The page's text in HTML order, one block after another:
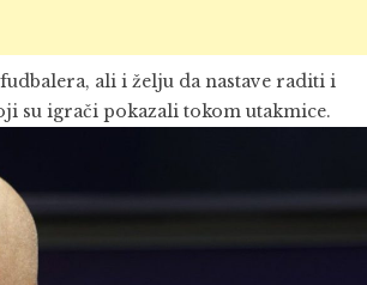
ali i želju da nastave raditi i
su igrači pokazali tokom utakmice.